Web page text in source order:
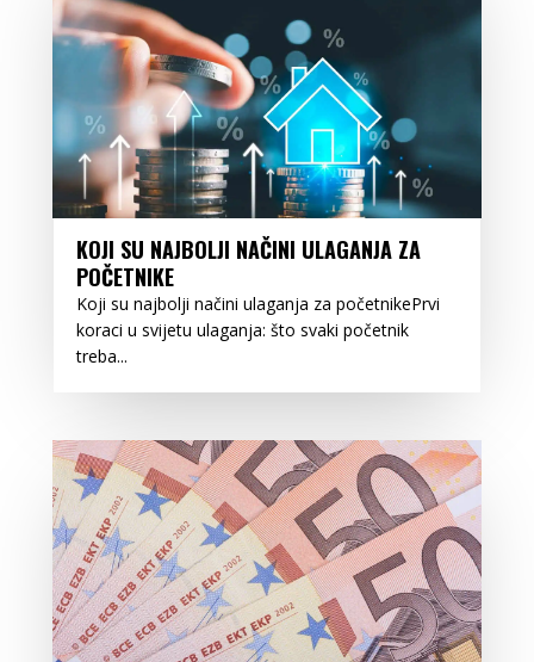
KOJI SU NAJBOLJI NAČINI ULAGANJA ZA
POČETNIKE
Koji su najbolji načini ulaganja za početnikePrvi
koraci u svijetu ulaganja: što svaki početnik
treba...